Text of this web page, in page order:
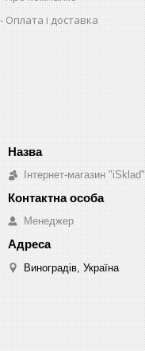
Оплата і доставка
Інтернет-магазин "iSklad"
Менеджер
Виноградів, Україна